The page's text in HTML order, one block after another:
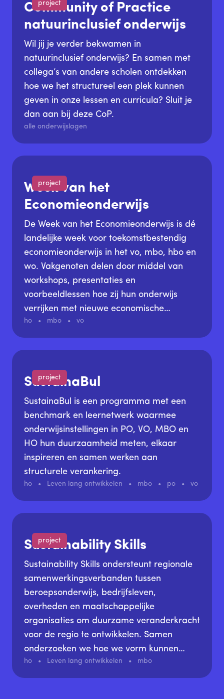
project
Community of Practice
natuurinclusief onderwijs
Wil jij je verder bekwamen in
natuurinclusief onderwijs? En samen met
collega’s van andere scholen ontdekken
hoe we het structureel een plek kunnen
geven in onze lessen en curricula? Sluit je
dan aan bij deze CoP.
alle onderwijslagen
project
Week van het
Economieonderwijs
De Week van het Economieonderwijs is dé
landelijke week voor toekomstbestendig
economieonderwijs in het vo, mbo, hbo en
wo. Vakgenoten delen door middel van
workshops, presentaties en
voorbeeldlessen hoe zij hun onderwijs
verrijken met nieuwe economische
denkkaders en actuele maatschappelijke
ontwikkelingen. Het is bij uitstek het
moment om met elkaar in gesprek te gaan
ho mbo vo
project
SustainaBul
SustainaBul is een programma met een
benchmark en leernetwerk waarmee
onderwijsinstellingen in PO, VO, MBO en
HO hun duurzaamheid meten, elkaar
inspireren en samen werken aan
structurele verankering.
ho Leven lang ontwikkelen mbo po vo
project
Sustainability Skills
Sustainability Skills ondersteunt regionale
samenwerkingsverbanden tussen
beroepsonderwijs, bedrijfsleven,
overheden en maatschappelijke
organisaties om duurzame veranderkracht
voor de regio te ontwikkelen. Samen
onderzoeken we hoe we vorm kunnen
geven aan werken, leren en innoveren
voor onze lokale opgaven.
ho Leven lang ontwikkelen mbo